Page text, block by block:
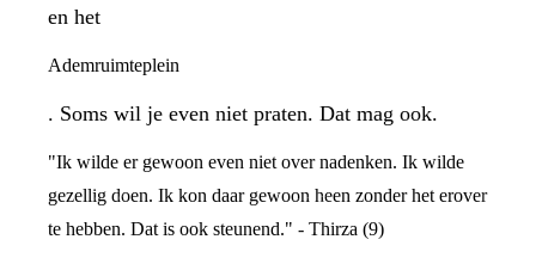
en het
Ademruimteplein
. Soms wil je even niet praten. Dat mag ook.
"Ik wilde er gewoon even niet over nadenken. Ik wilde
gezellig doen. Ik kon daar gewoon heen zonder het erover
te hebben. Dat is ook steunend." - Thirza (9)